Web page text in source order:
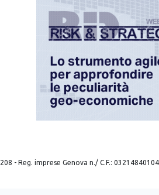
- Reg. imprese Genova n./ C.F.: